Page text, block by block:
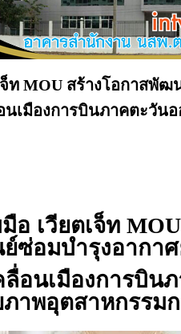
จ็ท MOU สร้างโอกาสพั
นเมืองการบินภาคตะวัน
อ เวียตเจ็ท
ซ่อมบำรุงอากา
ลื่อนเมืองการบิน
าพอุตสาหกรรม